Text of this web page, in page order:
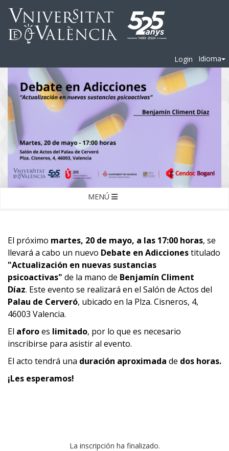
Login Idioma
MENÚ
El próximo martes, 20 de mayo, a las 17:00 horas, se
llevará a cabo un nuevo Debate en Adiccionestitulado
"Actualización en nuevas sustancias
psicoactivas" de la mano de Benjamín Climent
Díaz. Este evento se realizará en el Salón de Actos del
Palau de Cerveró, ubicado en la Plza. Cisneros, 4,
46003 Valencia.
El aforoes limitado, por lo que es necesario
inscribirse para asistir al evento.
El acto tendrá una duración aproximada de dos horas.
¡Les esperamos!
La inscripción ha finalizado.